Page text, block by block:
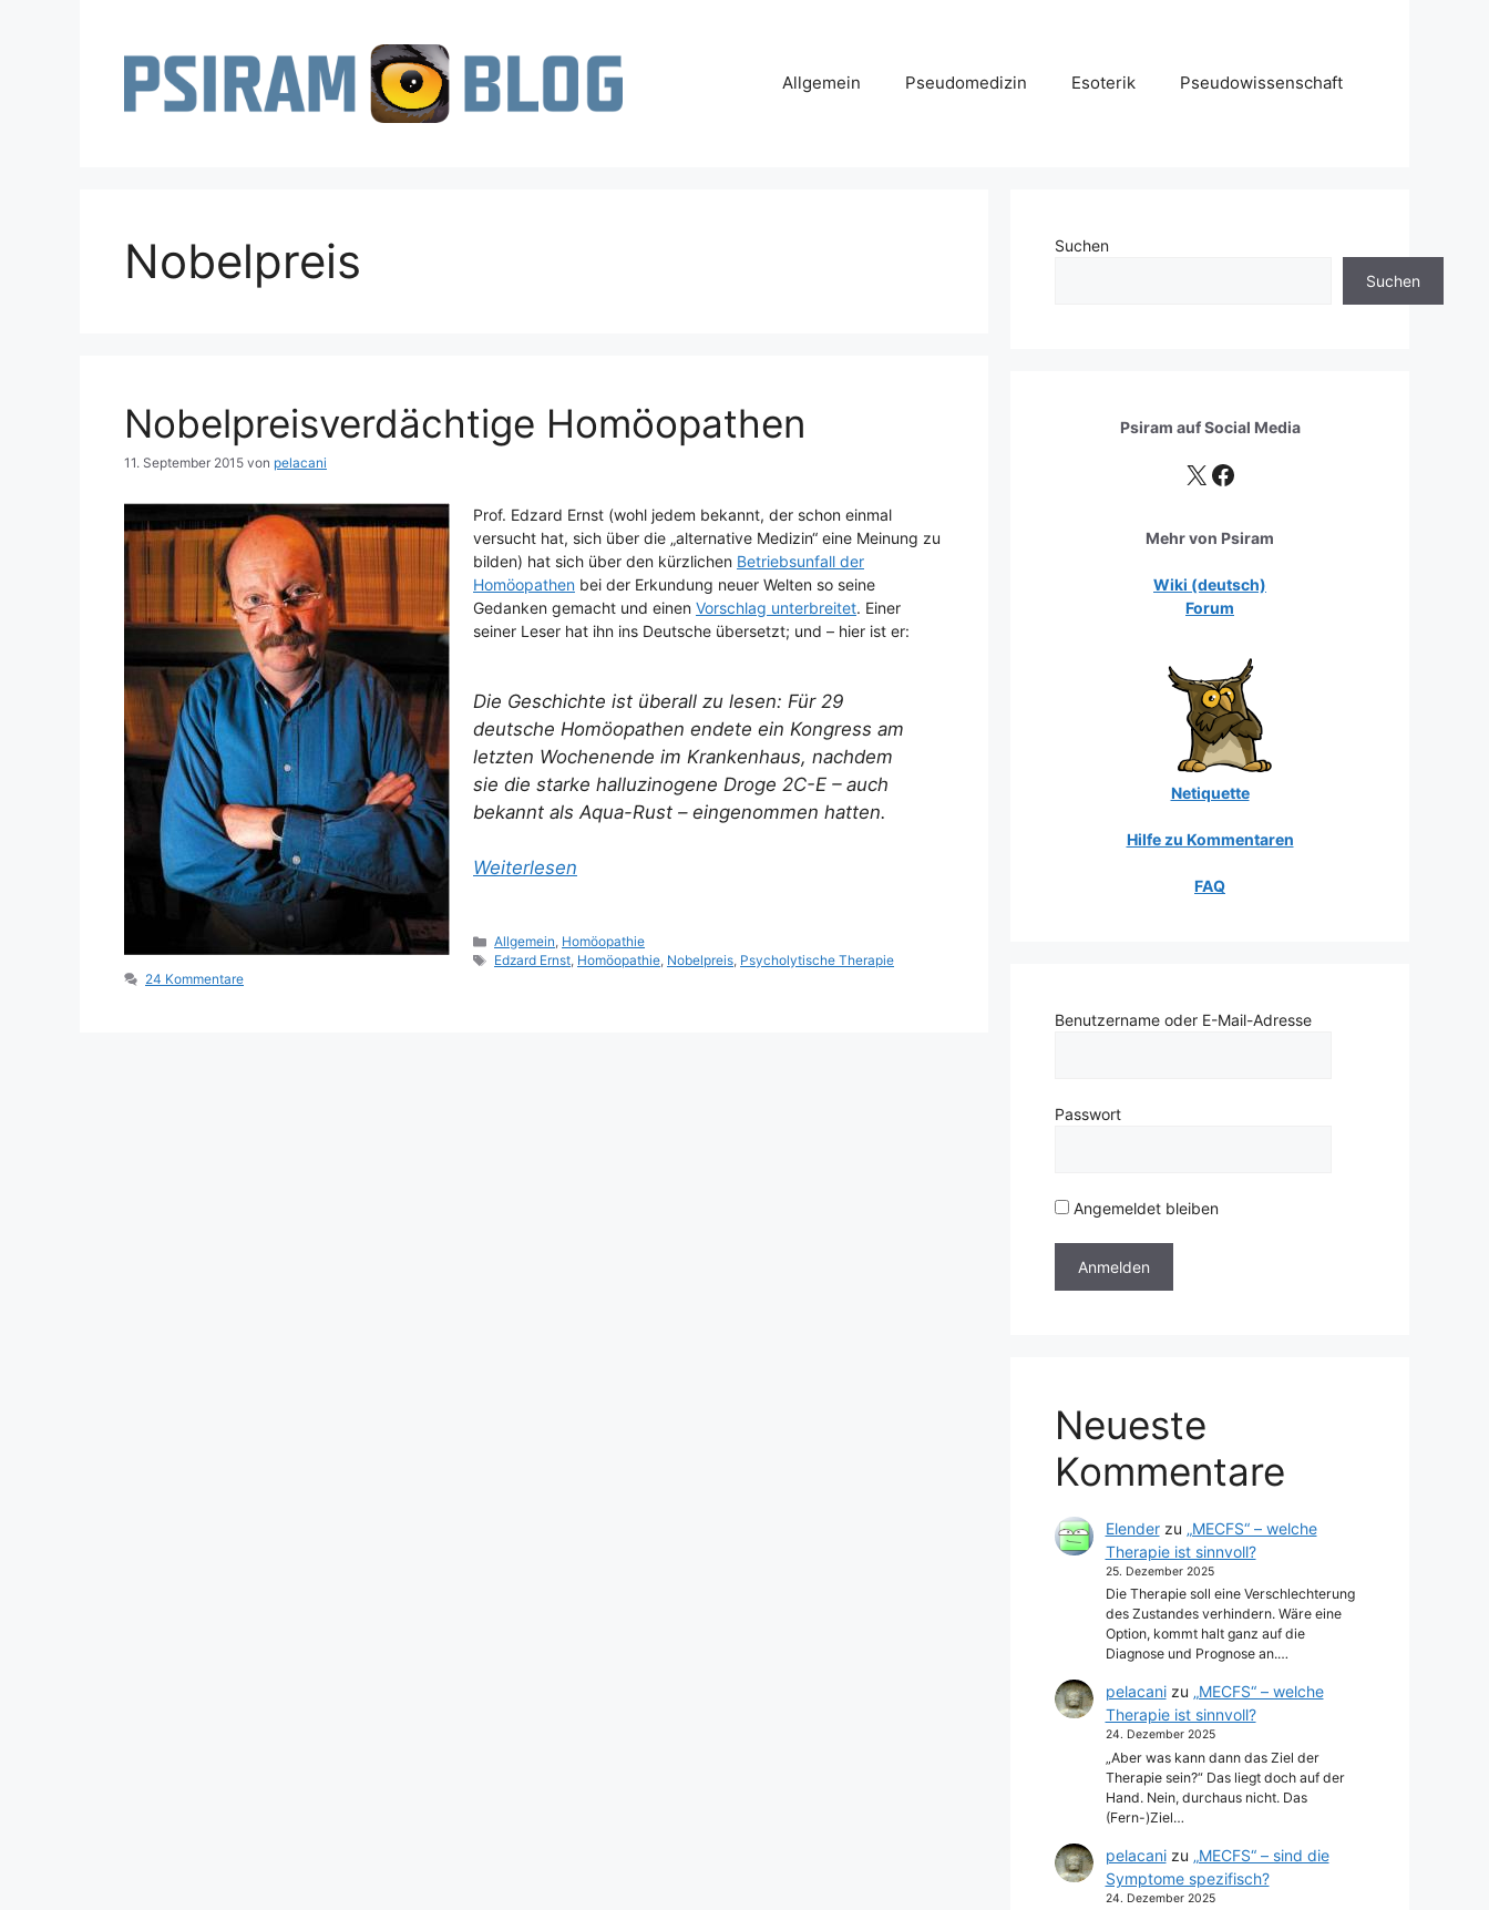
Allgemein Pseudomedizin Esoterik Pseudowissenschaft
Nobelpreis
Nobelpreisverdächtige Homöopathen
11. September 2015 von pelacani
Prof. Edzard Ernst (wohl jedem bekannt, der schon einmal
versucht hat, sich über die „alternative Medizin“ eine Meinung zu
bilden) hat sich über den kürzlichen Betriebsunfall der
Homöopathen bei der Erkundung neuer Welten so seine
Gedanken gemacht und einen Vorschlag unterbreitet. Einer
seiner Leser hat ihn ins Deutsche übersetzt; und – hier ist er:
Die Geschichte ist überall zu lesen: Für 29
deutsche Homöopathen endete ein Kongress am
letzten Wochenende im Krankenhaus, nachdem
sie die starke halluzinogene Droge 2C-E – auch
bekannt als Aqua-Rust – eingenommen hatten.
Weiterlesen
Kategorien
Allgemein, Homöopathie
Schlagwörter
Edzard Ernst, Homöopathie, Nobelpreis, Psycholytische Therapie
24 Kommentare
Suchen
Suchen
Psiram aufSocial Media
X Facebook
Mehr von Psiram
Wiki (deutsch)
Forum
Netiquette
Hilfe zu Kommentaren
FAQ
Benutzername oder E-Mail-Adresse
Passwort
Angemeldet bleiben
Neueste
Kommentare
Elenderzu „MECFS“ – welche
Therapie ist sinnvoll?
25. Dezember 2025
Die Therapie soll eine Verschlechterung
des Zustandes verhindern. Wäre eine
Option, kommt halt ganz auf die
Diagnose und Prognose an.…
pelacanizu „MECFS“ – welche
Therapie ist sinnvoll?
24. Dezember 2025
„Aber was kann dann das Ziel der
Therapie sein?“ Das liegt doch auf der
Hand. Nein, durchaus nicht. Das
(Fern-)Ziel…
pelacanizu „MECFS“ – sind die
Symptome spezifisch?
24. Dezember 2025